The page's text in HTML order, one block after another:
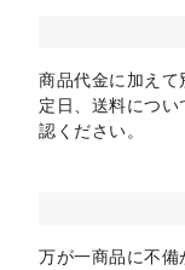
商品代金に加え
定日、送料につ
認ください。
万が一商品に不備